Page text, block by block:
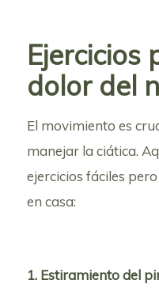
Ejercicios
dolor del
El movimiento es
manejar la ciática.
ejercicios fáciles
en casa:
1. Estiramiento del